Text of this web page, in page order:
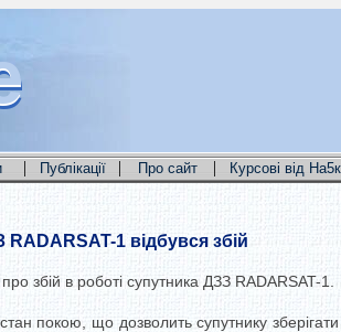
| Публікації | Про сайт | Курсові від
1 відбувся збій
збій в роботі супутника ДЗЗ RADARSAT-1.
покою, що дозволить супутнику